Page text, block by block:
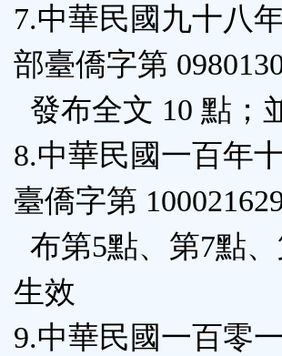
7.中華民國九十八
部臺僑字第
發布全文 10 點；
8.中華民國一百年
臺僑字第
布第5點、第7點
生效
9.中華民國一百零